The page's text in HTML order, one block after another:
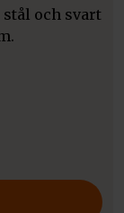
och svart